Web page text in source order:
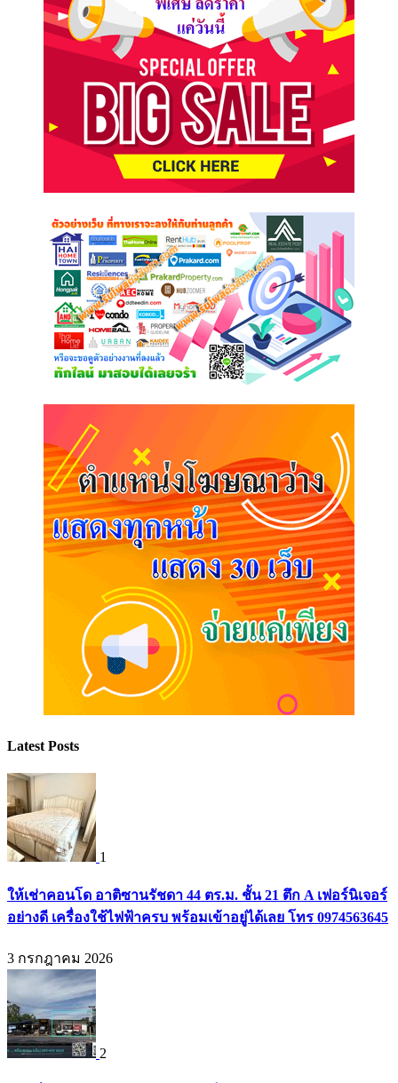
Latest Posts
1
ให้เช่าคอนโด อาติซานรัชดา 44 ตร.ม. ชั้น 21 ตึก A เฟอร์นิเจอร์
อย่างดี เครื่องใช้ไฟฟ้าครบ พร้อมเข้าอยู่ได้เลย โทร 0974563645
3 กรกฎาคม 2026
2